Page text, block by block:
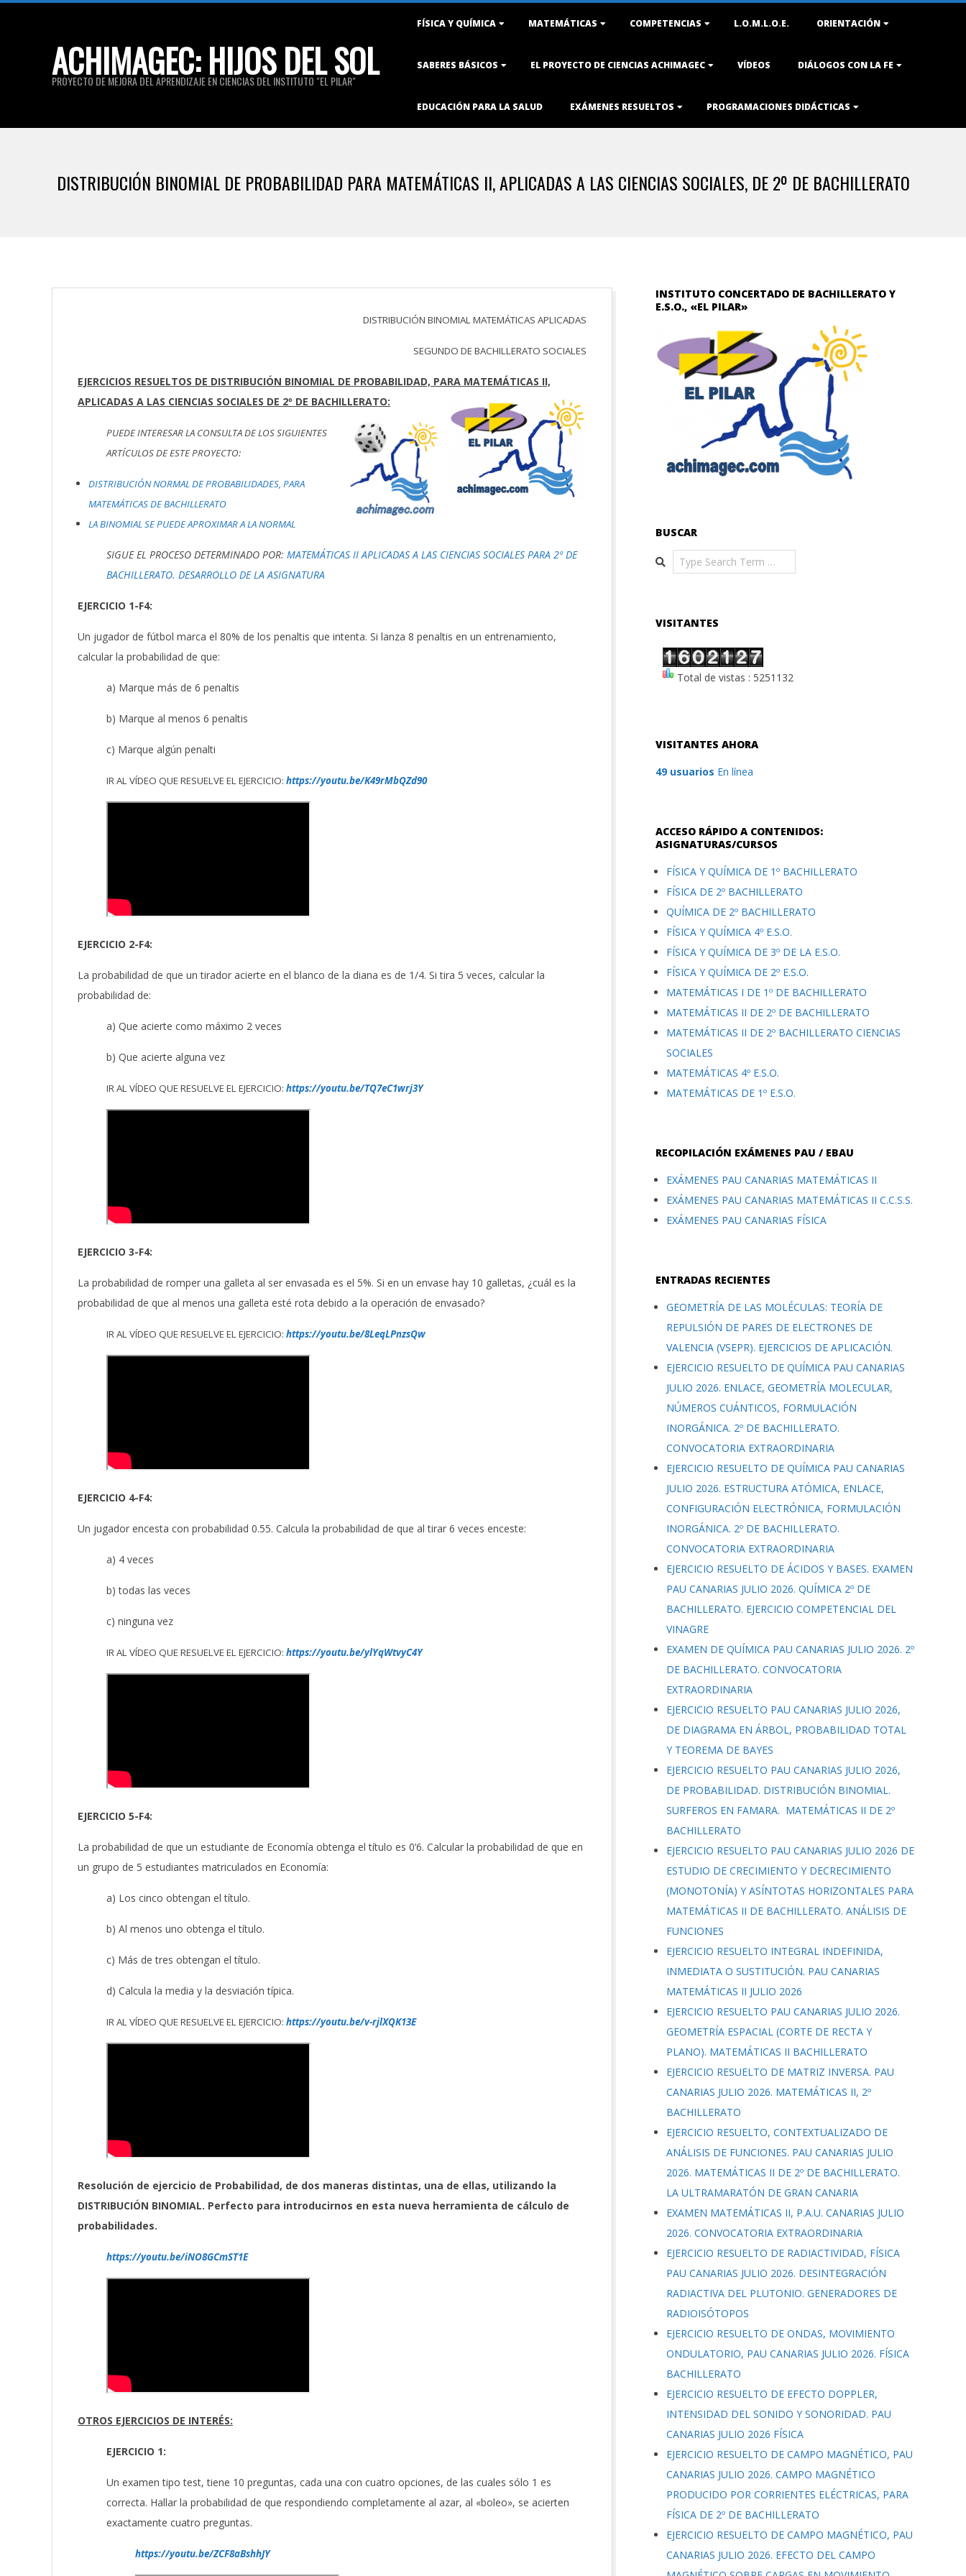
ACHIMAGEC: HIJOS DEL SOL
PROYECTO DE MEJORA DEL APRENDIZAJE EN CIENCIAS DEL INSTITUTO "EL PILAR"
FÍSICA Y QUÍMICA MATEMÁTICAS COMPETENCIAS L.O.M.L.O.E. ORIENTACIÓN
SABERES BÁSICOS EL PROYECTO DE CIENCIAS ACHIMAGEC VÍDEOS DIÁLOGOS CON LA FE
EDUCACIÓN PARA LA SALUD EXÁMENES RESUELTOS PROGRAMACIONES DIDÁCTICAS
DISTRIBUCIÓN BINOMIAL DE PROBABILIDAD PARA MATEMÁTICAS II, APLICADAS A LAS CIENCIAS SOCIALES, DE 2º DE BACHILLERATO
DISTRIBUCIÓN BINOMIAL MATEMÁTICAS APLICADAS
SEGUNDO DE BACHILLERATO SOCIALES
EJERCICIOS RESUELTOS DE DISTRIBUCIÓN BINOMIAL DE PROBABILIDAD, PARA MATEMÁTICAS II,
APLICADAS A LAS CIENCIAS SOCIALES DE 2º DE BACHILLERATO:
PUEDE INTERESAR LA CONSULTA DE LOS SIGUIENTES
ARTÍCULOS DE ESTE PROYECTO:
DISTRIBUCIÓN NORMAL DE PROBABILIDADES, PARA
MATEMÁTICAS DE BACHILLERATO
LA BINOMIAL SE PUEDE APROXIMAR A LA NORMAL
SIGUE EL PROCESO DETERMINADO POR: MATEMÁTICAS II APLICADAS A LAS CIENCIAS SOCIALES PARA 2º DE
BACHILLERATO. DESARROLLO DE LA ASIGNATURA
EJERCICIO 1-F4:
Un jugador de fútbol marca el 80% de los penaltis que intenta. Si lanza 8 penaltis en un entrenamiento,
calcular la probabilidad de que:
a) Marque más de 6 penaltis
b) Marque al menos 6 penaltis
c) Marque algún penalti
IR AL VÍDEO QUE RESUELVE EL EJERCICIO: https://youtu.be/K49rMbQZd90
EJERCICIO 2-F4:
La probabilidad de que un tirador acierte en el blanco de la diana es de 1/4. Si tira 5 veces, calcular la
probabilidad de:
a) Que acierte como máximo 2 veces
b) Que acierte alguna vez
IR AL VÍDEO QUE RESUELVE EL EJERCICIO: https://youtu.be/TQ7eC1wrj3Y
EJERCICIO 3-F4:
La probabilidad de romper una galleta al ser envasada es el 5%. Si en un envase hay 10 galletas, ¿cuál es la
probabilidad de que al menos una galleta esté rota debido a la operación de envasado?
IR AL VÍDEO QUE RESUELVE EL EJERCICIO: https://youtu.be/8LeqLPnzsQw
EJERCICIO 4-F4:
Un jugador encesta con probabilidad 0.55. Calcula la probabilidad de que al tirar 6 veces enceste:
a) 4 veces
b) todas las veces
c) ninguna vez
IR AL VÍDEO QUE RESUELVE EL EJERCICIO: https://youtu.be/ylYqWtvyC4Y
EJERCICIO 5-F4:
La probabilidad de que un estudiante de Economía obtenga el título es 0’6. Calcular la probabilidad de que en
un grupo de 5 estudiantes matriculados en Economía:
a) Los cinco obtengan el título.
b) Al menos uno obtenga el título.
c) Más de tres obtengan el título.
d) Calcula la media y la desviación típica.
IR AL VÍDEO QUE RESUELVE EL EJERCICIO: https://youtu.be/v-rjlXQK13E
Resolución de ejercicio de Probabilidad, de dos maneras distintas, una de ellas, utilizando la
DISTRIBUCIÓN BINOMIAL. Perfecto para introducirnos en esta nueva herramienta de cálculo de
probabilidades.
https://youtu.be/iNO8GCmST1E
OTROS EJERCICIOS DE INTERÉS:
EJERCICIO 1:
Un examen tipo test, tiene 10 preguntas, cada una con cuatro opciones, de las cuales sólo 1 es
correcta. Hallar la probabilidad de que respondiendo completamente al azar, al «boleo», se acierten
exactamente cuatro preguntas.
https://youtu.be/ZCF8aBshhJY
INSTITUTO CONCERTADO DE BACHILLERATO Y
E.S.O., «EL PILAR»
BUSCAR
Search
VISITANTES
Total de vistas : 5251132
VISITANTES AHORA
49 usuarios En línea
ACCESO RÁPIDO A CONTENIDOS:
ASIGNATURAS/CURSOS
FÍSICA Y QUÍMICA DE 1º BACHILLERATO
FÍSICA DE 2º BACHILLERATO
QUÍMICA DE 2º BACHILLERATO
FÍSICA Y QUÍMICA 4º E.S.O.
FÍSICA Y QUÍMICA DE 3º DE LA E.S.O.
FÍSICA Y QUÍMICA DE 2º E.S.O.
MATEMÁTICAS I DE 1º DE BACHILLERATO
MATEMÁTICAS II DE 2º DE BACHILLERATO
MATEMÁTICAS II DE 2º BACHILLERATO CIENCIAS
SOCIALES
MATEMÁTICAS 4º E.S.O.
MATEMÁTICAS DE 1º E.S.O.
RECOPILACIÓN EXÁMENES PAU / EBAU
EXÁMENES PAU CANARIAS MATEMÁTICAS II
EXÁMENES PAU CANARIAS MATEMÁTICAS II C.C.S.S.
EXÁMENES PAU CANARIAS FÍSICA
ENTRADAS RECIENTES
GEOMETRÍA DE LAS MOLÉCULAS: TEORÍA DE
REPULSIÓN DE PARES DE ELECTRONES DE
VALENCIA (VSEPR). EJERCICIOS DE APLICACIÓN.
EJERCICIO RESUELTO DE QUÍMICA PAU CANARIAS
JULIO 2026. ENLACE, GEOMETRÍA MOLECULAR,
NÚMEROS CUÁNTICOS, FORMULACIÓN
INORGÁNICA. 2º DE BACHILLERATO.
CONVOCATORIA EXTRAORDINARIA
EJERCICIO RESUELTO DE QUÍMICA PAU CANARIAS
JULIO 2026. ESTRUCTURA ATÓMICA, ENLACE,
CONFIGURACIÓN ELECTRÓNICA, FORMULACIÓN
INORGÁNICA. 2º DE BACHILLERATO.
CONVOCATORIA EXTRAORDINARIA
EJERCICIO RESUELTO DE ÁCIDOS Y BASES. EXAMEN
PAU CANARIAS JULIO 2026. QUÍMICA 2º DE
BACHILLERATO. EJERCICIO COMPETENCIAL DEL
VINAGRE
EXAMEN DE QUÍMICA PAU CANARIAS JULIO 2026. 2º
DE BACHILLERATO. CONVOCATORIA
EXTRAORDINARIA
EJERCICIO RESUELTO PAU CANARIAS JULIO 2026,
DE DIAGRAMA EN ÁRBOL, PROBABILIDAD TOTAL
Y TEOREMA DE BAYES
EJERCICIO RESUELTO PAU CANARIAS JULIO 2026,
DE PROBABILIDAD. DISTRIBUCIÓN BINOMIAL.
SURFEROS EN FAMARA. MATEMÁTICAS II DE 2º
BACHILLERATO
EJERCICIO RESUELTO PAU CANARIAS JULIO 2026 DE
ESTUDIO DE CRECIMIENTO Y DECRECIMIENTO
(MONOTONÍA) Y ASÍNTOTAS HORIZONTALES PARA
MATEMÁTICAS II DE BACHILLERATO. ANÁLISIS DE
FUNCIONES
EJERCICIO RESUELTO INTEGRAL INDEFINIDA,
INMEDIATA O SUSTITUCIÓN. PAU CANARIAS
MATEMÁTICAS II JULIO 2026
EJERCICIO RESUELTO PAU CANARIAS JULIO 2026.
GEOMETRÍA ESPACIAL (CORTE DE RECTA Y
PLANO). MATEMÁTICAS II BACHILLERATO
EJERCICIO RESUELTO DE MATRIZ INVERSA. PAU
CANARIAS JULIO 2026. MATEMÁTICAS II, 2º
BACHILLERATO
EJERCICIO RESUELTO, CONTEXTUALIZADO DE
ANÁLISIS DE FUNCIONES. PAU CANARIAS JULIO
2026. MATEMÁTICAS II DE 2º DE BACHILLERATO.
LA ULTRAMARATÓN DE GRAN CANARIA
EXAMEN MATEMÁTICAS II, P.A.U. CANARIAS JULIO
2026. CONVOCATORIA EXTRAORDINARIA
EJERCICIO RESUELTO DE RADIACTIVIDAD, FÍSICA
PAU CANARIAS JULIO 2026. DESINTEGRACIÓN
RADIACTIVA DEL PLUTONIO. GENERADORES DE
RADIOISÓTOPOS
EJERCICIO RESUELTO DE ONDAS, MOVIMIENTO
ONDULATORIO, PAU CANARIAS JULIO 2026. FÍSICA
BACHILLERATO
EJERCICIO RESUELTO DE EFECTO DOPPLER,
INTENSIDAD DEL SONIDO Y SONORIDAD. PAU
CANARIAS JULIO 2026 FÍSICA
EJERCICIO RESUELTO DE CAMPO MAGNÉTICO, PAU
CANARIAS JULIO 2026. CAMPO MAGNÉTICO
PRODUCIDO POR CORRIENTES ELÉCTRICAS, PARA
FÍSICA DE 2º DE BACHILLERATO
EJERCICIO RESUELTO DE CAMPO MAGNÉTICO, PAU
CANARIAS JULIO 2026. EFECTO DEL CAMPO